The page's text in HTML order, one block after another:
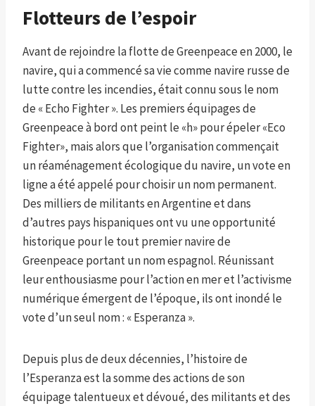
Flotteurs de l’espoir
Avant de rejoindre la flotte de Greenpeace en 2000, le
navire, qui a commencé sa vie comme navire russe de
lutte contre les incendies, était connu sous le nom
de « Echo Fighter ». Les premiers équipages de
Greenpeace à bord ont peint le «h» pour épeler «Eco
Fighter», mais alors que l’organisation commençait
un réaménagement écologique du navire, un vote en
ligne a été appelé pour choisir un nom permanent.
Des milliers de militants en Argentine et dans
d’autres pays hispaniques ont vu une opportunité
historique pour le tout premier navire de
Greenpeace portant un nom espagnol. Réunissant
leur enthousiasme pour l’action en mer et l’activisme
numérique émergent de l’époque, ils ont inondé le
vote d’un seul nom : « Esperanza ».
Depuis plus de deux décennies, l’histoire de
l’Esperanza est la somme des actions de son
équipage talentueux et dévoué, des militants et des